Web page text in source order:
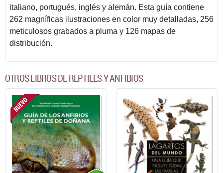
italiano, portugués, inglés y alemán. Esta guía contiene
262 magníficas ilustraciones en color muy detalladas, 256
meticulosos grabados a pluma y 126 mapas de
distribución.
OTROS LIBROS DE REPTILES Y ANFIBIOS